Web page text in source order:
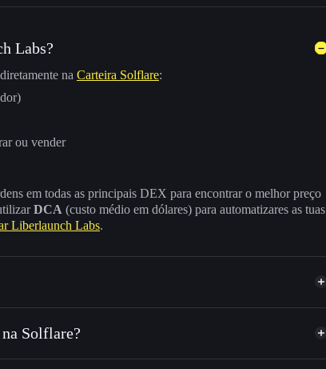
Labs?
diretamente na Carteira Solflare:
ou vender
em todas as principais DEX para encontrar o melhor preço
DCA (custo médio em dólares) para automatizares as tuas
Liberlaunch Labs.
Solflare?